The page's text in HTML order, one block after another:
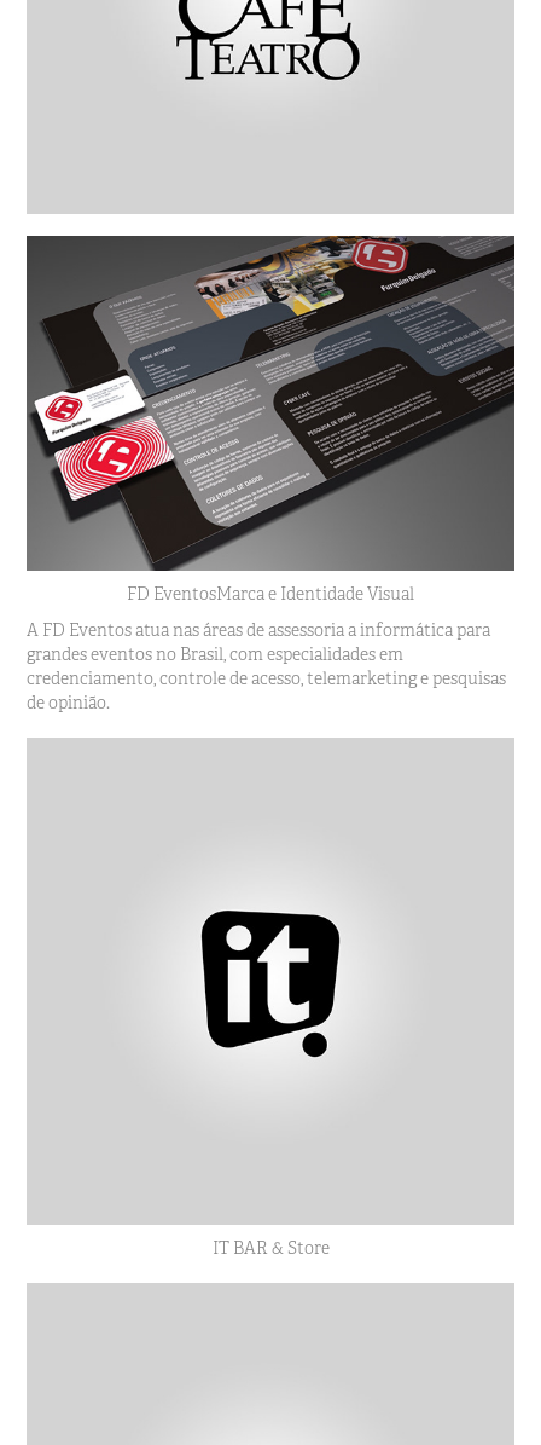
FD EventosMarca e Identidade Visual
A FD Eventos atua nas áreas de assessoria a informática para
grandes eventos no Brasil, com especialidades em
credenciamento, controle de acesso, telemarketing e pesquisas
de opinião.
IT BAR & Store